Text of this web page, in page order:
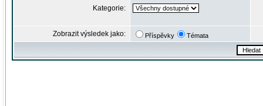
Kategorie:
Zobrazit výsledek jako: Příspěvky Témata